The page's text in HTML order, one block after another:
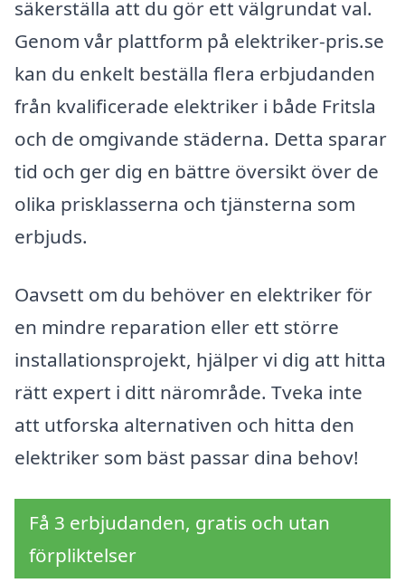
säkerställa att du gör ett välgrundat val.
Genom vår plattform på elektriker-pris.se
kan du enkelt beställa flera erbjudanden
från kvalificerade elektriker i både Fritsla
och de omgivande städerna. Detta sparar
tid och ger dig en bättre översikt över de
olika prisklasserna och tjänsterna som
erbjuds.
Oavsett om du behöver en elektriker för
en mindre reparation eller ett större
installationsprojekt, hjälper vi dig att hitta
rätt expert i ditt närområde. Tveka inte
att utforska alternativen och hitta den
elektriker som bäst passar dina behov!
Få 3 erbjudanden, gratis och utan
förpliktelser